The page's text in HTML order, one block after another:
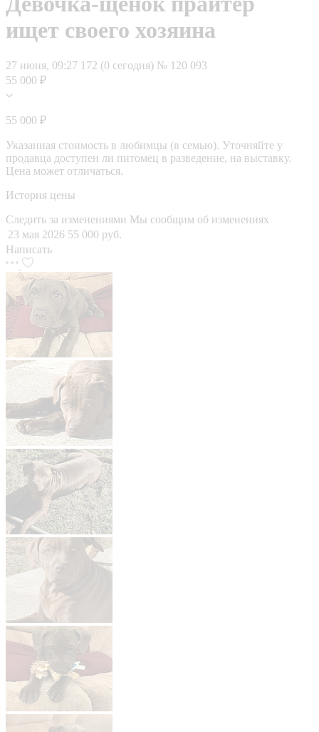
ищет своего хозяина
27 июня, 09:27 172 (0 сегодня) № 120 093
55 000 ₽
55 000 ₽
Указанная стоимость в любимцы (в семью). Уточняйте у
продавца доступен ли питомец в разведение, на выставку.
Цена может отличаться.
История цены
Следить за изменениями Мы сообщим об изменениях
23 мая 2026 55 000 руб.
Написать